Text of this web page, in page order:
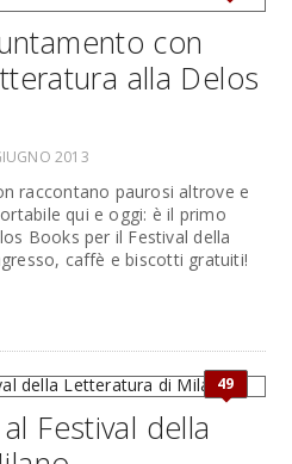
con
alla Delos
2013
raccontano paurosi altrove e
qui e oggi: è il primo
Books per il Festival della
caffè e biscotti gratuiti!
49
Festival della